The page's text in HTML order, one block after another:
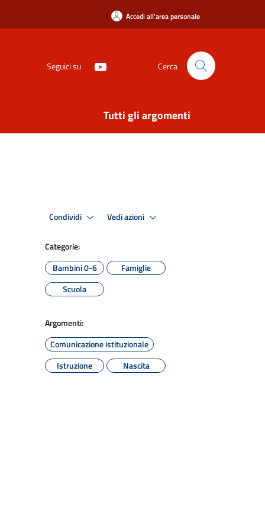
Accedi all'area personale
Seguici su Cerca
Tutti gli argomenti
Condividi Vedi azioni
Categorie:
Bambini 0-6
Famiglie
Scuola
Argomenti:
Comunicazione istituzionale
Istruzione
Nascita